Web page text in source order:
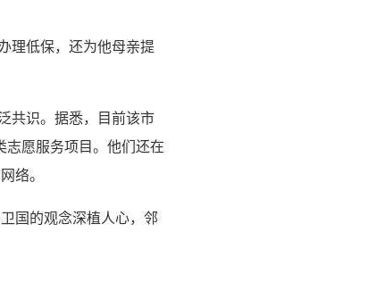
理低保，还为他母亲提
共识。据悉，目前该市
愿服务项目。他们还在
络。
国的观念深植人心，邻